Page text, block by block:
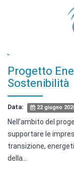
Progetto
Sostenibilità
Data: 22 giugno
Nell’ambito del
supportare le
transizione,
della...